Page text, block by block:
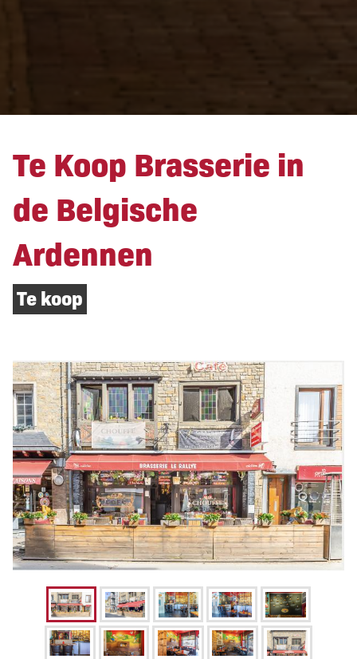
Te Koop Brasserie in
de Belgische
Ardennen
Te koop